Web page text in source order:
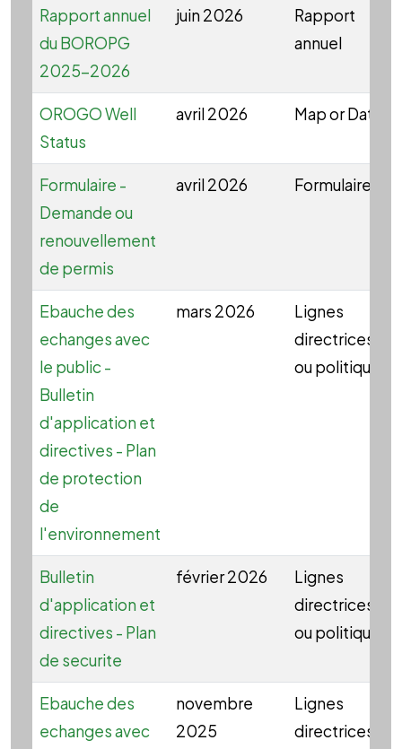
Rapport annuel
du BOROPG
2025-2026
juin 2026
Rapport
annuel
OROGO Well
Status
avril 2026 Map or Data
Formulaire -
Demande ou
renouvellement
de permis
avril 2026 Formulaire
Ebauche des
echanges avec
le public -
Bulletin
d'application et
directives - Plan
de protection
de
l'environnement
mars 2026
Lignes
directrices
ou politique
Bulletin
d'application et
directives - Plan
de securite
février 2026
Lignes
directrices
ou politique
Ebauche des
echanges avec
novembre
2025
Lignes
directrices